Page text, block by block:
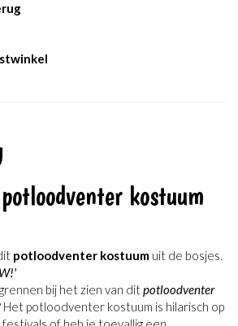
kostuum
potloodventer kostuum uit de bosjes.
bij het zien van ditpotloodventer
Het potloodventer kostuum is hilarisch op